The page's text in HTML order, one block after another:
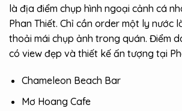
là địa điểm chụp hình ngoại cảnh cá
Phan Thiết. Chỉ cần order một ly nước
thoải mái chụp ảnh trong quán. Điểm
có view đẹp và thiết kế ấn tượng tại
Chameleon Beach Bar
Mơ Hoang Cafe